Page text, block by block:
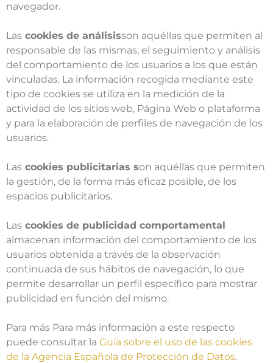
navegador.
Las cookies de análisisson aquéllas que permiten al
responsable de las mismas, el seguimiento y análisis
del comportamiento de los usuarios a los que están
vinculadas. La información recogida mediante este
tipo de cookies se utiliza en la medición de la
actividad de los sitios web, Página Web o plataforma
y para la elaboración de perfiles de navegación de los
usuarios.
Las cookies publicitarias son aquéllas que permiten
la gestión, de la forma más eficaz posible, de los
espacios publicitarios.
Las cookies de publicidad comportamental
almacenan información del comportamiento de los
usuarios obtenida a través de la observación
continuada de sus hábitos de navegación, lo que
permite desarrollar un perfil específico para mostrar
publicidad en función del mismo.
Para más Para más información a este respecto
puede consultar la Guía sobre el uso de las cookies
de la Agencia Española de Protección de Datos.